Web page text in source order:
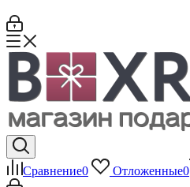
Сравнение0 Отложенные0